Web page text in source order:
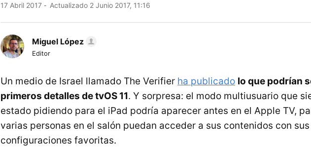
17 Abril 2017 Actualizado 2 Junio 2017, 11:16
Miguel López
Editor
Un medio de Israel llamado The Verifier ha publicado lo que podrían
primeros detalles de tvOS 11. Y sorpresa: el modo multiusuario que
estado pidiendo para el iPad podría aparecer antes en el Apple TV,
varias personas en el salón puedan acceder a sus contenidos con sus
configuraciones favoritas.